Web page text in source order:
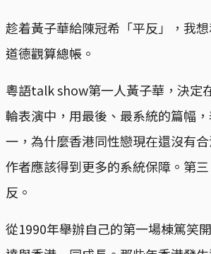
趁着黃子華給陳冠希「平反」，我
道德觀算總帳。
粵語talk show第一人黃子華，決定
輪表演中，用最後、最系統的篇幅
一，為什麼香港同性戀現在還沒有
作者應該得到更多的系統保障。第
反。
從1990年舉辦自己的第一場棟篤笑